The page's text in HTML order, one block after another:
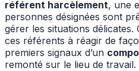
référent harcèlement, une
personnes désignées sont
gérer les situations
ces référents à réagir de
premiers signaux d’un
remonté sur le lieu de travail.